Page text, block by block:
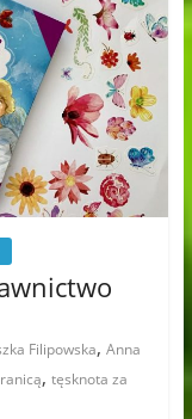
Filipowska, Anna
, tęsknota za